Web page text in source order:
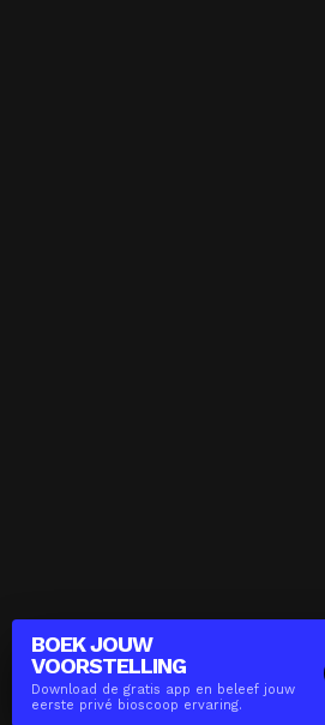
BOEK JOUW
VOORSTELLING
Download de gratis app en beleef jouw
eerste privé bioscoop ervaring.